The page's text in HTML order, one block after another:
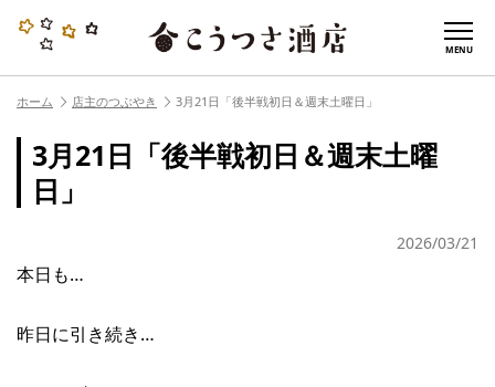
MENU
ホーム 店主のつぶやき 3月21日「後半戦初日＆週末土曜日」
3月21日「後半戦初日＆週末土曜
日」
2026/03/21
本日も…
昨日に引き続き…